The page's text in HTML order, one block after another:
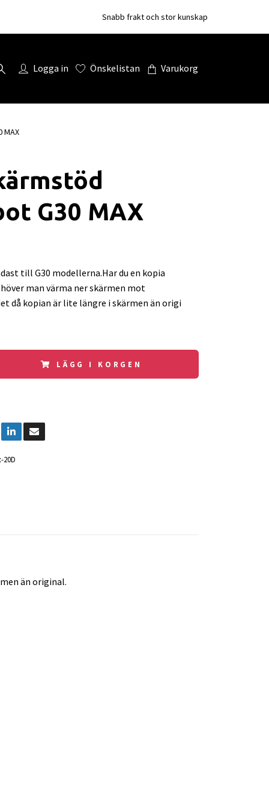
Snabb frakt och stor kunskap
Logga in Önskelistan Varukorg
MAX
G30 MAX
till G30 modellerna.Har du en kopia
man värma ner skärmen mot
då kopian är lite längre i skärmen än origi
LÄGG I KORGEN
20D
än original.